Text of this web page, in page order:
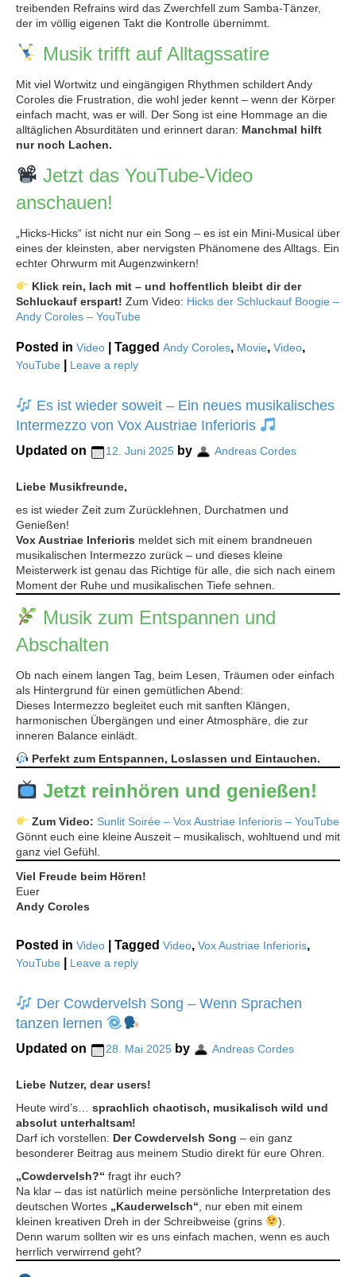
treibenden Refrains wird das Zwerchfell zum Samba-Tänzer,
der im völlig eigenen Takt die Kontrolle übernimmt.
Musik trifft auf Alltagssatire
Mit viel Wortwitz und eingängigen Rhythmen schildert Andy
Coroles die Frustration, die wohl jeder kennt – wenn der Körper
einfach macht, was er will. Der Song ist eine Hommage an die
alltäglichen Absurditäten und erinnert daran: Manchmal hilft
nur noch Lachen.
Jetzt das YouTube-Video
anschauen!
„Hicks-Hicks“ ist nicht nur ein Song – es ist ein Mini-Musical über
eines der kleinsten, aber nervigsten Phänomene des Alltags. Ein
echter Ohrwurm mit Augenzwinkern!
Klick rein, lach mit – und hoffentlich bleibt dir der
Schluckauf erspart! Zum Video: Hicks der Schluckauf Boogie –
Andy Coroles – YouTube
Posted in Video Tagged Andy Coroles, Movie, Video,
YouTube Leave a reply
Es ist wieder soweit – Ein neues musikalisches
Intermezzo von Vox Austriae Inferioris
Updated on 12. Juni 2025 by Andreas Cordes
Liebe Musikfreunde,
es ist wieder Zeit zum Zurücklehnen, Durchatmen und
Genießen!
Vox Austriae Inferioris meldet sich mit einem brandneuen
musikalischen Intermezzo zurück – und dieses kleine
Meisterwerk ist genau das Richtige für alle, die sich nach einem
Moment der Ruhe und musikalischen Tiefe sehnen.
Musik zum Entspannen und
Abschalten
Ob nach einem langen Tag, beim Lesen, Träumen oder einfach
als Hintergrund für einen gemütlichen Abend:
Dieses Intermezzo begleitet euch mit sanften Klängen,
harmonischen Übergängen und einer Atmosphäre, die zur
inneren Balance einlädt.
Perfekt zum Entspannen, Loslassen und Eintauchen.
Jetzt reinhören und genießen!
Zum Video: Sunlit Soirée – Vox Austriae Inferioris – YouTube
Gönnt euch eine kleine Auszeit – musikalisch, wohltuend und mit
ganz viel Gefühl.
Viel Freude beim Hören!
Euer
Andy Coroles
Posted in Video Tagged Video, Vox Austriae Inferioris,
YouTube Leave a reply
Der Cowdervelsh Song – Wenn Sprachen
tanzen lernen
Updated on 28. Mai 2025 by Andreas Cordes
Liebe Nutzer, dear users!
Heute wird’s… sprachlich chaotisch, musikalisch wild und
absolut unterhaltsam!
Darf ich vorstellen: Der Cowdervelsh Song – ein ganz
besonderer Beitrag aus meinem Studio direkt für eure Ohren.
„Cowdervelsh?“ fragt ihr euch?
Na klar – das ist natürlich meine persönliche Interpretation des
deutschen Wortes „Kauderwelsch“ , nur eben mit einem
kleinen kreativen Dreh in der Schreibweise (grins
).
Denn warum sollten wir es uns einfach machen, wenn es auch
herrlich verwirrend geht?